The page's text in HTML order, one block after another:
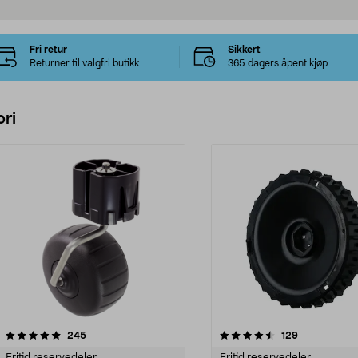
Fri retur
Returner til valgfri butikk
Sikkert
365 dagers åpent kjøp
245anmeldelser
4.5 av 5 stjerner 129anmeldelser
4.5 av 5 stjerner